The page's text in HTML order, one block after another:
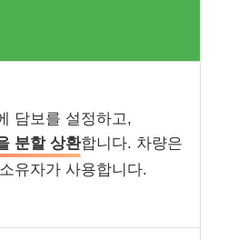
담보를 설정하고,
분할 상환합니다. 차량은
유자가 사용합니다.